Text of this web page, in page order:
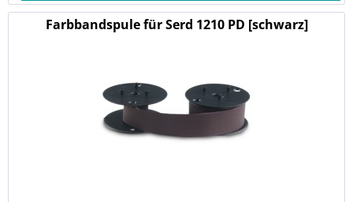
Farbbandspule für Serd 1210 PD [schwarz]